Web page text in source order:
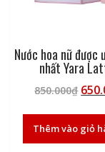
Nước hoa nữ được
nhất Yara
850.000₫ Giá
là:
Thêm vào giỏ